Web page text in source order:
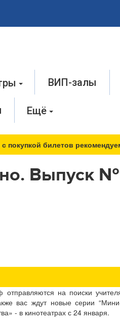
ВИП-залы
Ещё
покупкой билетов
Выпуск
на поиски
вас ждут новые серии
- в кинотеатрах с 24 января.